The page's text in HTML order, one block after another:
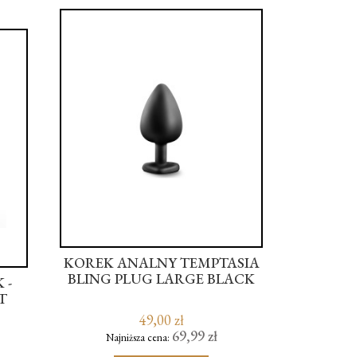
-
KOREK ANALNY TEMPTASIA
BLING PLUG LARGE BLACK
49,00 zł
Najniższa cena: 69,99 zł